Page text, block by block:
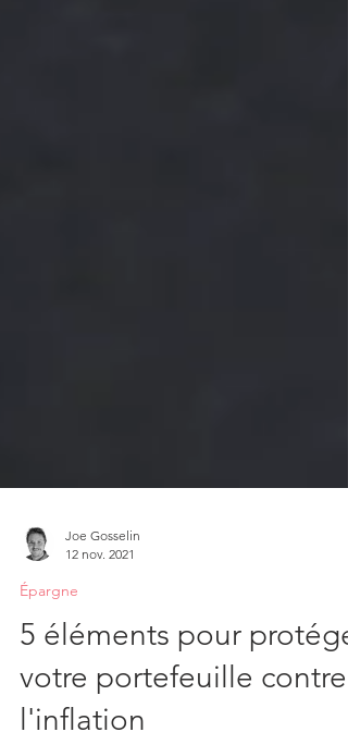
12 nov. 2021
Épargne
5 éléments pour